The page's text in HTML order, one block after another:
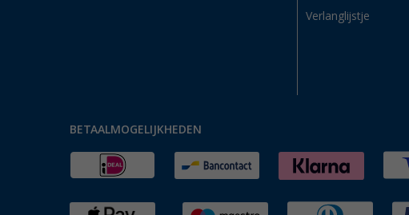
Verlanglijstje
BETAALMOGELIJKHEDEN